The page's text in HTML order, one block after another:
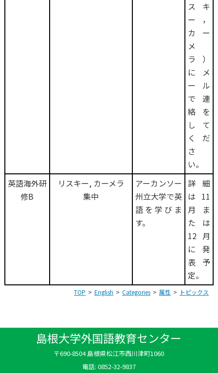
スキ
ー，
カー
メ
ラ）
にメ
ール
で連
絡を
して
くだ
さ
い。
英語海外研
修B
リスキー, カーメラ
集中
アーカンソー
州立大学で英
語を学びま
す。
詳細
は11
月ま
たは
12月
に発
表予
定。
TOP English Categories 属性 トピックス
島根大学外国語教育センター
〒690-8504 島根県松江市西川津町1060
電話: 0852-32-9837